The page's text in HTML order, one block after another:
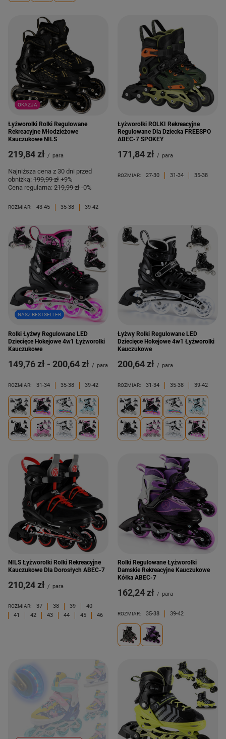
OKAZJA
Łyżworolki Rolki Regulowane
Rekreacyjne Młodzieżowe
Kauczukowe NILS
219,84 zł / para
Najniższa cena z 30 dni przed
obniżką: 199,99 zł +9%
Cena regularna: 219,99 zł -0%
ROZMIAR: 43-45 35-38 39-42
Łyżworolki ROLKI Rekreacyjne
Regulowane Dla Dziecka FREESPO
ABEC-7 SPOKEY
171,84 zł / para
ROZMIAR: 27-30 31-34 35-38
NASZ BESTSELLER
Rolki Łyżwy Regulowane LED
Dziecięce Hokejowe 4w1 Łyżworolki
Kauczukowe
od
149,76 zł - do
200,64 zł / para
ROZMIAR: 31-34 35-38 39-42
Łyżwy Rolki Regulowane LED
Dziecięce Hokejowe 4w1 Łyżworolki
Kauczukowe
200,64 zł / para
ROZMIAR: 31-34 35-38 39-42
NILS Łyżworolki Rolki Rekreacyjne
Kauczukowe Dla Dorosłych ABEC-7
210,24 zł / para
ROZMIAR: 37 38 39
40
41
42 43 44 45 46
Rolki Regulowane Łyżworolki
Damskie Rekreacyjne Kauczukowe
Kółka ABEC-7
162,24 zł / para
ROZMIAR: 35-38 39-42